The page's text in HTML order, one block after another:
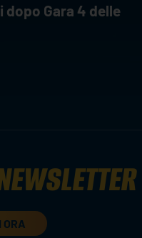
dopo Gara 4 delle
ORA